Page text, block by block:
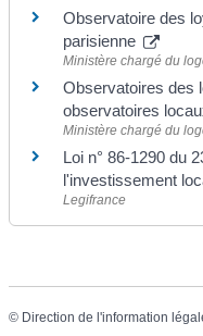
Observatoire des
parisienne
Ministère chargé du
Observatoires des
observatoires
Ministère chargé du
Loi n° 86-1290 du
l'investissement
Legifrance
© Direction de l'information